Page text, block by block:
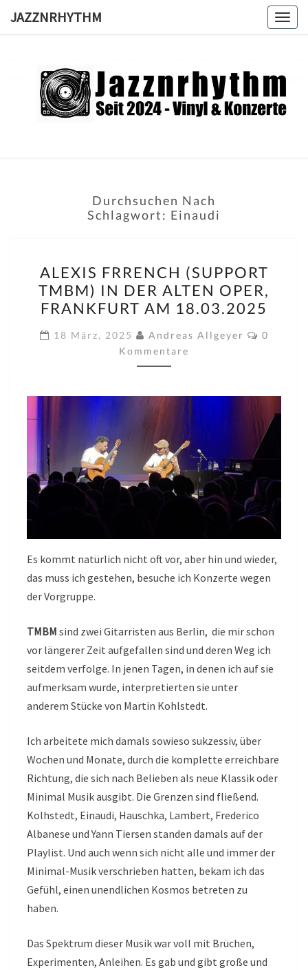
JAZZNRHYTHM
Seit
2024 –
Durchsuchen Nach
Schlagwort: Einaudi
FRRENCH
(SUPPORT
TMBM)
IN
DER
ALTEN
FRANKFURT
18.03.2025
ALEXIS FRRENCH (SUPPORT
TMBM) IN DER ALTEN OPER,
FRANKFURT AM 18.03.2025
18 März, 2025 Andreas Allgeyer
0
Kommentare
Es kommt natürlich nicht oft vor, aber hin und wieder,
das muss ich gestehen, besuche ich Konzerte wegen
der Vorgruppe.
TMBM sind zwei Gitarristen aus Berlin, die mir schon
vor längerer Zeit aufgefallen sind und deren Weg ich
seitdem verfolge. In jenen Tagen, in denen ich auf sie
aufmerksam wurde, interpretierten sie unter
anderem Stücke von Martin Kohlstedt.
Ich arbeitete mich damals sowieso sukzessiv, über
Wochen und Monate, durch die komplette erreichbare
Richtung, die sich nach Belieben als neue Klassik oder
Minimal Musik ausgibt. Die Grenzen sind fließend.
Kolhstedt, Einaudi, Hauschka, Lambert, Frederico
Albanese und Yann Tiersen standen damals auf der
Playlist. Und auch wenn sich nicht alle und immer der
Minimal-Musik verschrieben hatten, bekam ich das
Gefühl, einen unendlichen Kosmos betreten zu
haben.
Das Spektrum dieser Musik war voll mit Brüchen,
Experimenten, Anleihen. Es gab und gibt große und